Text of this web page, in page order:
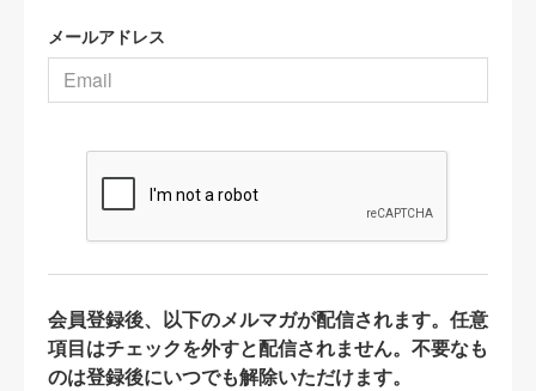
メールアドレス
会員登録後、以下のメルマガが配信されます。任意
項目はチェックを外すと配信されません。不要なも
のは登録後にいつでも解除いただけます。